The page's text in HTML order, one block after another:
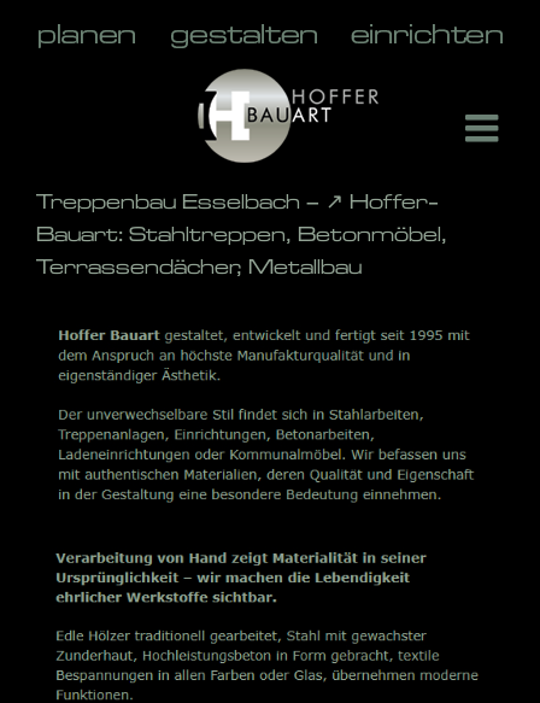
Treppenbau Esselbach – ↗️ Hoffer-
Bauart: Stahltreppen, Betonmöbel,
Terrassendächer, Metallbau